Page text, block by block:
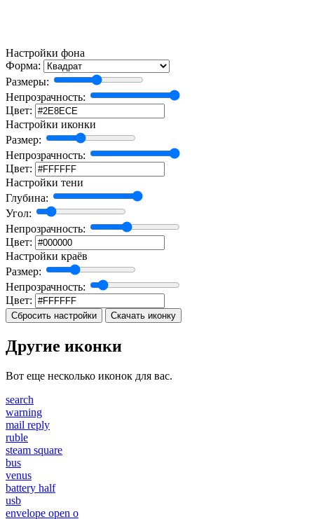
Настройки фона
Форма:
Размеры:
Непрозрачность:
Цвет:
Настройки иконки
Размер:
Непрозрачность:
Цвет:
Настройки тени
Глубина:
Угол:
Непрозрачность:
Цвет:
Настройки краёв
Размер:
Непрозрачность:
Цвет:
Сбросить настройки Скачать иконку
Другие иконки
Вот еще несколько иконок для вас.
search
warning
mail reply
ruble
steam square
bus
venus
battery half
usb
envelope open o